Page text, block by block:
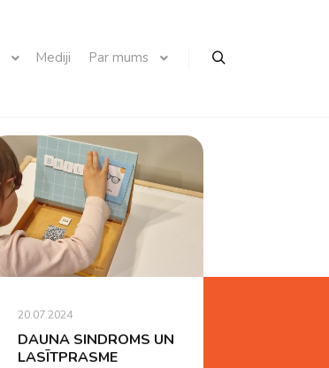
Mediji Par mums
20.07.2024
DAUNA SINDROMS UN
LASĪTPRASME